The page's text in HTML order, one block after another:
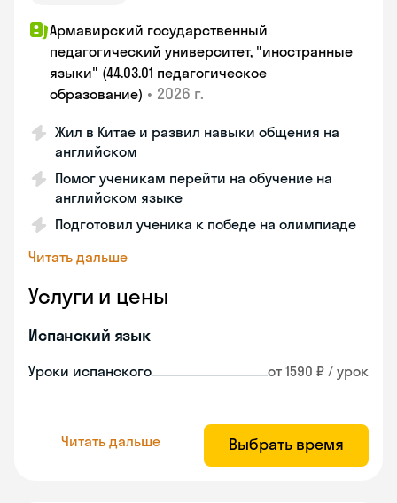
Армавирский государственный
педагогический университет, "иностранные
языки" (44.03.01 педагогическое
образование) • 2026 г.
Жил в Китае и развил навыки общения на
английском
Помог ученикам перейти на обучение на
английском языке
Подготовил ученика к победе на олимпиаде
Читать дальше
Услуги и цены
Испанский язык
Уроки испанского от 1590 ₽ / урок
Читать дальше Выбрать время